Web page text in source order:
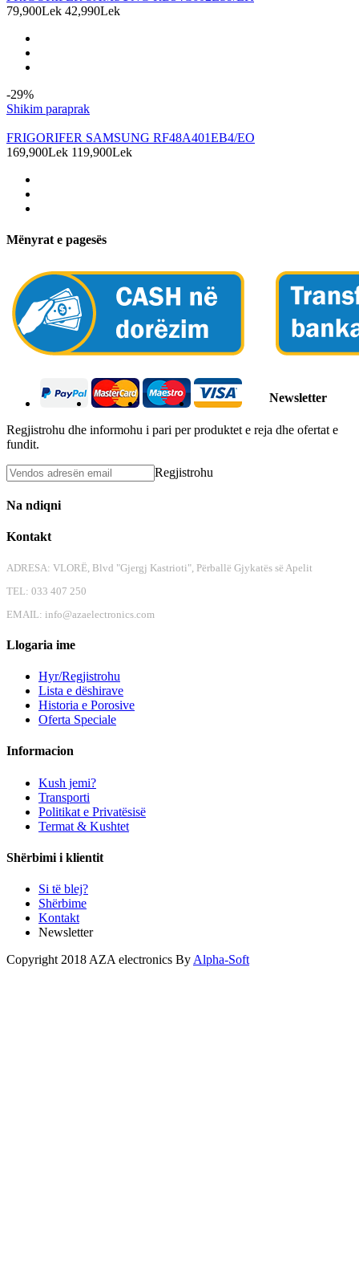
79,900Lek 42,990Lek
-29%
Shikim paraprak
FRIGORIFER SAMSUNG RF48A401EB4/EO
169,900Lek 119,900Lek
Mënyrat e pagesës
Newsletter
Regjistrohu dhe informohu i pari per produktet e reja dhe ofertat e
fundit.
Regjistrohu
Na ndiqni
Kontakt
ADRESA: VLORË, Blvd "Gjergj Kastrioti", Përballë Gjykatës së Apelit
TEL: 033 407 250
EMAIL: info@azaelectronics.com
Llogaria ime
Hyr/Regjistrohu
Lista e dëshirave
Historia e Porosive
Oferta Speciale
Informacion
Kush jemi?
Transporti
Politikat e Privatësisë
Termat & Kushtet
Shërbimi i klientit
Si të blej?
Shërbime
Kontakt
Newsletter
Copyright 2018 AZA electronics By Alpha-Soft